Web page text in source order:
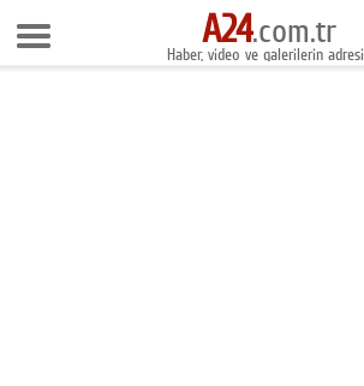
8 Ağustos 2026 3:01:34
Anasayfa
A24.com.tr
Haber, video ve galerilerin adresi...